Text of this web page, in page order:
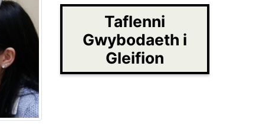
Taflenni
Gwybodaeth i
Gleifion